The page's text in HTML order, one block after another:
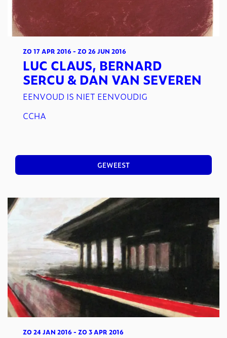
LUC CLAUS, BERNARD
SERCU & DAN VAN SEVEREN
EENVOUD IS NIET EENVOUDIG
ZO 17 APR 2016- ZO 26 JUN 2016
CCHA
GEWEEST
ZO 24 JAN 2016- ZO 3 APR 2016